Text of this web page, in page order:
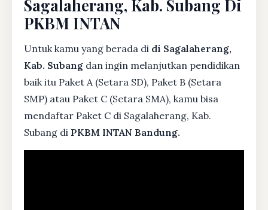
Sagalaherang, Kab. Subang Di
PKBM INTAN
Untuk kamu yang berada di di Sagalaherang,
Kab. Subang dan ingin melanjutkan pendidikan
baik itu Paket A (Setara SD), Paket B (Setara
SMP) atau Paket C (Setara SMA), kamu bisa
mendaftar Paket C di Sagalaherang, Kab.
Subang di PKBM INTAN Bandung.